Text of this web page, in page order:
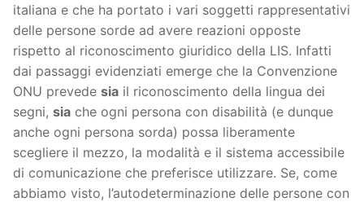
italiana e che ha portato i vari soggetti rappresentativi
delle persone sorde ad avere reazioni opposte
rispetto al riconoscimento giuridico della LIS. Infatti
dai passaggi evidenziati emerge che la Convenzione
ONU prevede sia il riconoscimento della lingua dei
segni, sia che ogni persona con disabilità (e dunque
anche ogni persona sorda) possa liberamente
scegliere il mezzo, la modalità e il sistema accessibile
di comunicazione che preferisce utilizzare. Se, come
abbiamo visto, l’autodeterminazione delle persone con